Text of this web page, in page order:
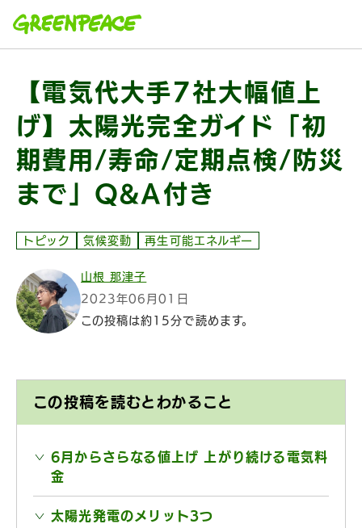
【電気代大手7社大幅値上
げ】太陽光完全ガイド「初
期費用/寿命/定期点検/防災
まで」Q&A付き
トピック 気候変動 再生可能エネルギー
山根 那津子
2023年06月01日
この投稿は約15分で読めます。
この投稿を読むとわかること
6月からさらなる値上げ 上がり続ける電気料
金
太陽光発電のメリット3つ